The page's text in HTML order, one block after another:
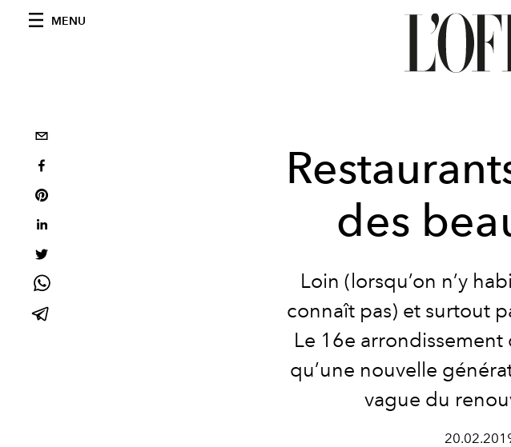
MENU
des
Loin (lorsqu’on n’y
connaît pas) et surtout
Le 16e
qu’une nouvelle
vague du